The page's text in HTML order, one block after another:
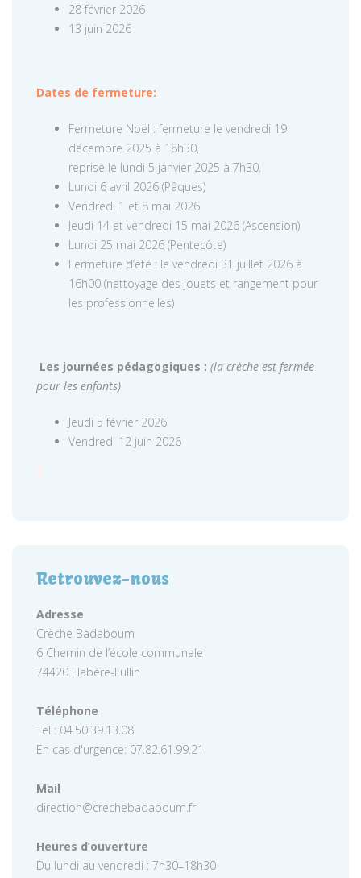
28 février 2026
13 juin 2026
Dates de fermeture:
Fermeture Noël : fermeture le vendredi 19
décembre 2025 à 18h30,
reprise le lundi 5 janvier 2025 à 7h30.
Lundi 6 avril 2026 (Pâques)
Vendredi 1 et 8 mai 2026
Jeudi 14 et vendredi 15 mai 2026 (Ascension)
Lundi 25 mai 2026 (Pentecôte)
Fermeture d’été : le vendredi 31 juillet 2026 à
16h00 (nettoyage des jouets et rangement pour
les professionnelles)
Les journées pédagogiques : (la crèche est fermée
pour les enfants)
Jeudi 5 février 2026
Vendredi 12 juin 2026
Retrouvez-nous
Adresse
Crèche Badaboum
6 Chemin de l’école communale
74420 Habère-Lullin
Téléphone
Tel : 04.50.39.13.08
En cas d'urgence: 07.82.61.99.21
Mail
direction@crechebadaboum.fr
Heures d’ouverture
Du lundi au vendredi : 7h30–18h30